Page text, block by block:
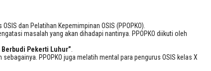
dan Pelatihan Kepemimpinan OSIS (PPOPKO).
masalah yang akan dihadapi nantinya. PPOPKO diikuti oleh
Pekerti Luhur”
PPOPKO juga melatih mental para pengurus OSIS kelas X